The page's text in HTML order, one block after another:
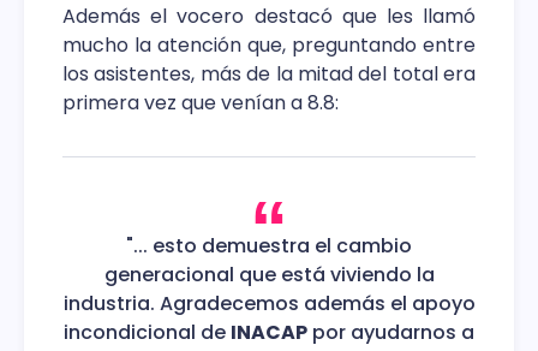
Además el vocero destacó que les llamó
mucho la atención que, preguntando entre
los asistentes, más de la mitad del total era
primera vez que venían a 8.8:
"... esto demuestra el cambio
generacional que está viviendo la
industria. Agradecemos además el apoyo
incondicional de INACAP por ayudarnos a